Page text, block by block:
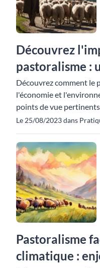
Découvrez
pastoralisme :
Découvrez comment le
l'économie et
points de vue
Le 25/08/2023 dans
Pastoralisme
climatique :